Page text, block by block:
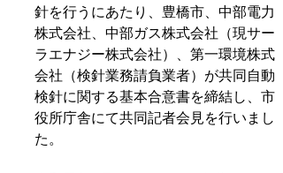
針を行うにあたり、豊橋市、中部電力
株式会社、中部ガス株式会社（現サー
ラエナジー株式会社）、第一環境株式
会社（検針業務請負業者）が共同自動
検針に関する基本合意書を締結し、市
役所庁舎にて共同記者会見を行いまし
た。